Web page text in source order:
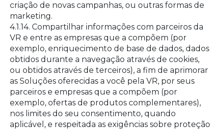
criação de novas campanhas, ou outras formas de
marketing.
4.1.14. Compartilhar informações com parceiros da
VR e entre as empresas que a compõem (por
exemplo, enriquecimento de base de dados, dados
obtidos durante a navegação através de cookies,
ou obtidos através de terceiros), a fim de aprimorar
as Soluções oferecidas a você pela VR, por seus
parceiros e empresas que a compõem (por
exemplo, ofertas de produtos complementares),
nos limites do seu consentimento, quando
aplicável, e respeitada as exigências sobre proteção